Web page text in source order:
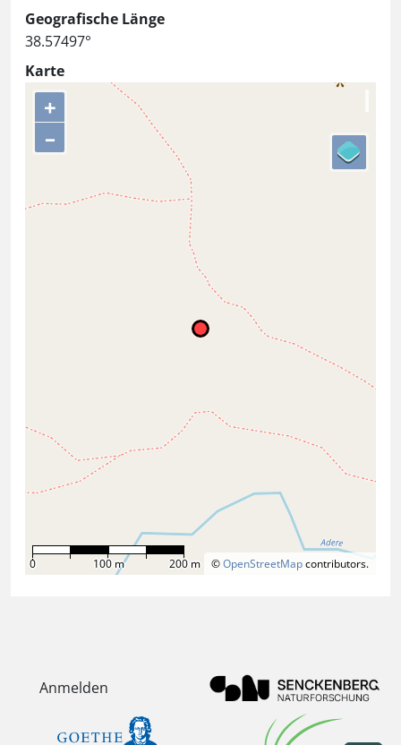
Geografische Länge
38.57497°
Karte
+
–
©OpenStreetMapcontributors.
0 100 m 200 m
Anmelden